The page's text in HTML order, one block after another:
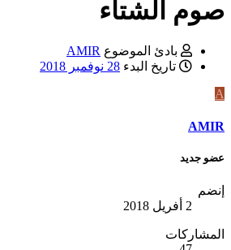
صوم الشتاء
بادئ الموضوع AMIR
تاريخ البدء 28 نوفمبر 2018
A
AMIR
عضو جديد
إنضم
2 أفريل 2018
المشاركات